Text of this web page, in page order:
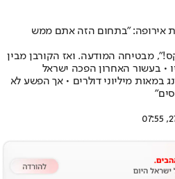
אירופה: "בתחום הזה אתם ממש
מפורקס!", מבטיחה המודעה. ואז הקורבן מבין
• בעשור האחרון הפכה ישראל
במאות מיליוני דולרים • אך הפשע לא